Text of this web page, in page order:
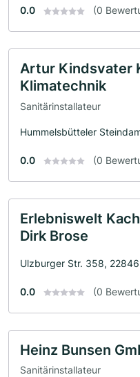
0.0 (0
Artur Kindsvater
Klimatechnik
Sanitärinstallateur
Hummelsbütteler
0.0 (0
Erlebniswelt
Dirk Brose
Ulzburger Str. 358,
0.0 (0
Heinz Bunsen
Sanitärinstallateur